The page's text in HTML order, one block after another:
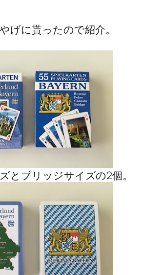
げに貰ったので紹介。
とブリッジサイズの2個。